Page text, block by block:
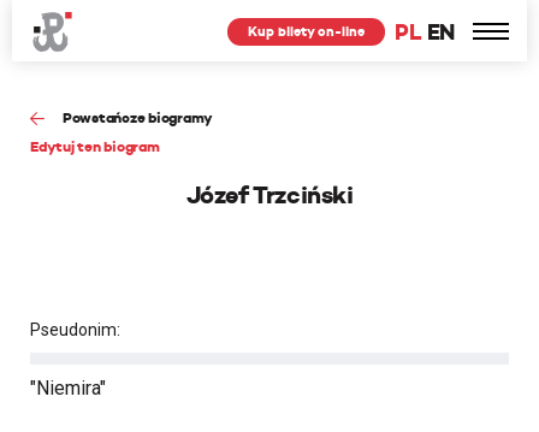
PL EN
Kup bilety on-line
Powstańcze biogramy
Edytuj ten biogram
Józef Trzciński
Pseudonim:
"Niemira"